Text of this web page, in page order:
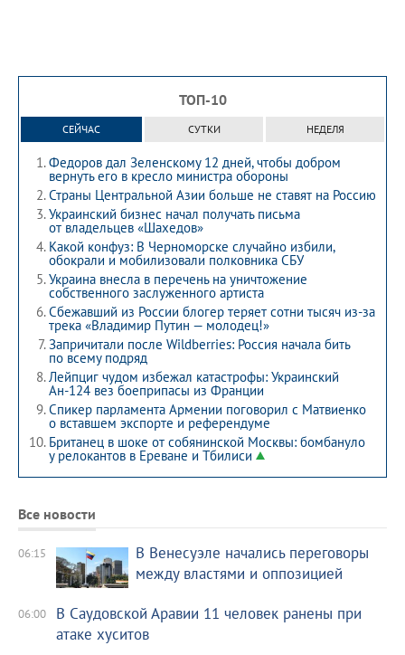
ТОП-10
СЕЙЧАС СУТКИ НЕДЕЛЯ
Федоров дал Зеленскому 12 дней, чтобы добром
вернуть его в кресло министра обороны
Страны Центральной Азии больше не ставят на Россию
Украинский бизнес начал получать письма
от владельцев «Шахедов»
Какой конфуз: В Черноморске случайно избили,
обокрали и мобилизовали полковника СБУ
Украина внесла в перечень на уничтожение
собственного заслуженного артиста
Сбежавший из России блогер теряет сотни тысяч из-за
трека «Владимир Путин — молодец!»
Запричитали после Wildberries: Россия начала бить
по всему подряд
Лейпциг чудом избежал катастрофы: Украинский
Ан-124 вез боеприпасы из Франции
Спикер парламента Армении поговорил с Матвиенко
о вставшем экспорте и референдуме
Британец в шоке от собянинской Москвы: бомбануло
у релокантов в Ереване и Тбилиси
Все новости
06:15
В Венесуэле начались переговоры
между властями и оппозицией
06:00
В Саудовской Аравии 11 человек ранены при
атаке хуситов